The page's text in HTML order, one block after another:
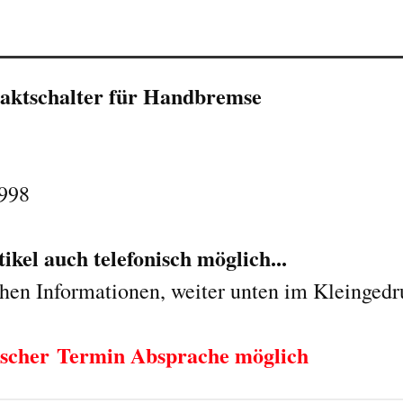
für Handbremse
auch telefonisch möglich...
Informationen, weiter unten im
Termin Absprache möglich